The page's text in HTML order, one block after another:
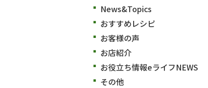
News&Topics
おすすめレシピ
お客様の声
お店紹介
お役立ち情報eライフNEWS
その他